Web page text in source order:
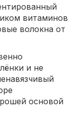
витаминов
волокна от
и не
основой